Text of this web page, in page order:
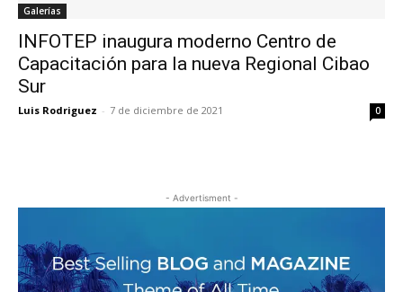
Galerías
INFOTEP inaugura moderno Centro de
Capacitación para la nueva Regional Cibao
Sur
Luis Rodriguez - 7 de diciembre de 2021 0
- Advertisment -